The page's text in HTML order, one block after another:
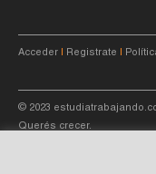
Acceder Registrate
© 2023
Querés crecer.